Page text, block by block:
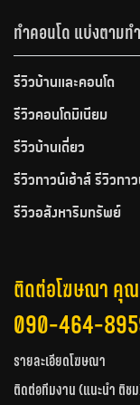
ทำคอนโด แบ่งตามทำ
รีวิวบ้านและคอนโด
รีวิวคอนโดมิเนียม
รีวิวบ้านเดี่ยว
รีวิวทาวน์เฮ้าส์ รีวิวทา
รีวิวอสังหาริมทรัพย์
ติดต่อโฆษณา คุ
090-464-
รายละเอียดโฆษณา
ติดต่อทีมงาน (แนะนำ ติช